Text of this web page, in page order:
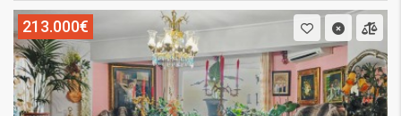
213.000€